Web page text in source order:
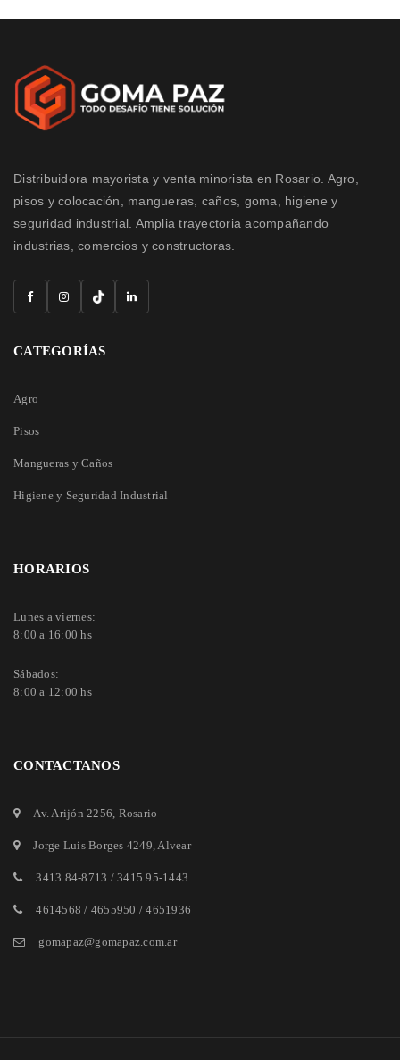
Distribuidora mayorista y venta minorista en Rosario. Agro,
pisos y colocación, mangueras, caños, goma, higiene y
seguridad industrial. Amplia trayectoria acompañando
industrias, comercios y constructoras.
CATEGORÍAS
Agro
Pisos
Mangueras y Caños
Higiene y Seguridad Industrial
HORARIOS
Lunes a viernes:
8:00 a 16:00 hs
Sábados:
8:00 a 12:00 hs
CONTACTANOS
Av. Arijón 2256, Rosario
Jorge Luis Borges 4249, Alvear
3413 84-8713 / 3415 95-1443
4614568 / 4655950 / 4651936
gomapaz@gomapaz.com.ar